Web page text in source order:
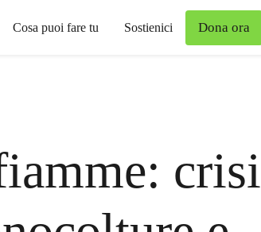
Cosa puoi fare tu Sostienici Dona ora
crisi